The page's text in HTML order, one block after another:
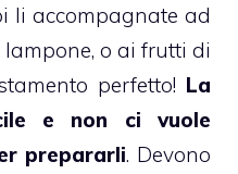
li accompagnate ad
o ai frutti di
perfetto! La
e non ci vuole
prepararli. Devono